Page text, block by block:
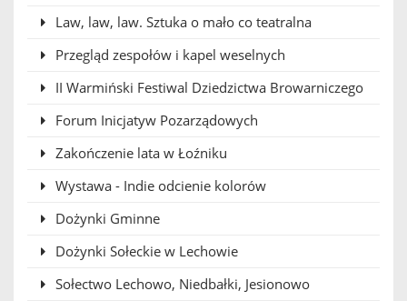
Law, law, law. Sztuka o mało co teatralna
Przegląd zespołów i kapel weselnych
II Warmiński Festiwal Dziedzictwa Browarniczego
Forum Inicjatyw Pozarządowych
Zakończenie lata w Łoźniku
Wystawa - Indie odcienie kolorów
Dożynki Gminne
Dożynki Sołeckie w Lechowie
Sołectwo Lechowo, Niedbałki, Jesionowo